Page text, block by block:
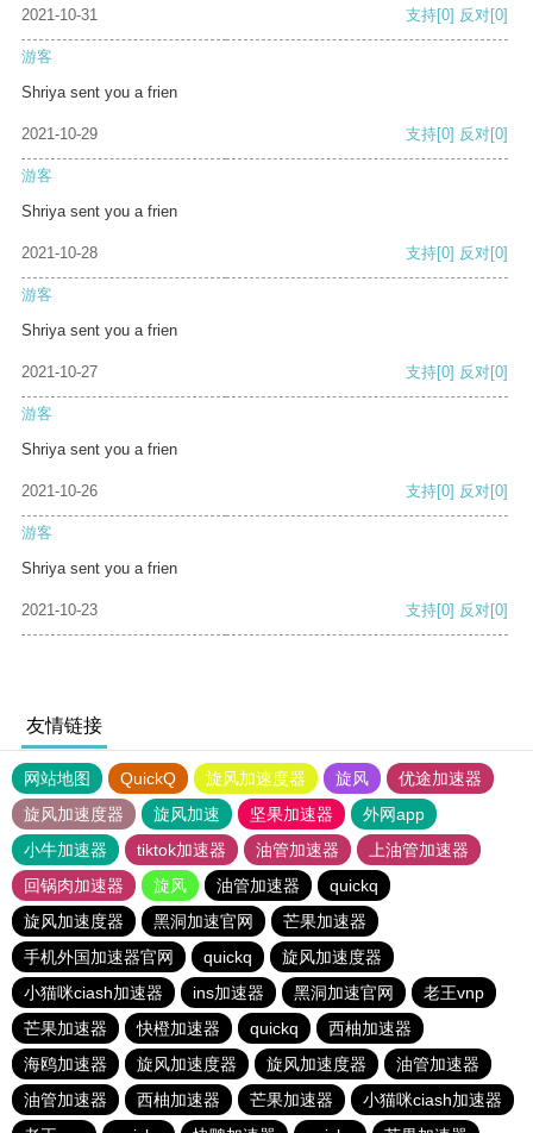
2021-10-31 支持[0] 反对[0]
游客
Shriya sent you a frien
2021-10-29 支持[0] 反对[0]
游客
Shriya sent you a frien
2021-10-28 支持[0] 反对[0]
游客
Shriya sent you a frien
2021-10-27 支持[0] 反对[0]
游客
Shriya sent you a frien
2021-10-26 支持[0] 反对[0]
游客
Shriya sent you a frien
2021-10-23 支持[0] 反对[0]
友情链接
网站地图 QuickQ 旋风加速度器 旋风
优途加速器
旋风加速度器
旋风加速 坚果加速器
外网app
小牛加速器
tiktok加速器 油管加速器
上油管加速器
回锅肉加速器
旋风 油管加速器
quickq
旋风加速度器
黑洞加速官网
芒果加速器
手机外国加速器官网
quickq
旋风加速度器
小猫咪ciash加速器
ins加速器 黑洞加速官网
老王vnp
芒果加速器
快橙加速器 quickq
西柚加速器
海鸥加速器
旋风加速度器 旋风加速度器
油管加速器
油管加速器
西柚加速器 芒果加速器
小猫咪ciash加速器